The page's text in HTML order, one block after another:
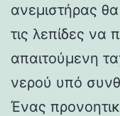
ανεμιστήρας θα
τις λεπίδες να
απαιτούμενη
νερού υπό
Ένας